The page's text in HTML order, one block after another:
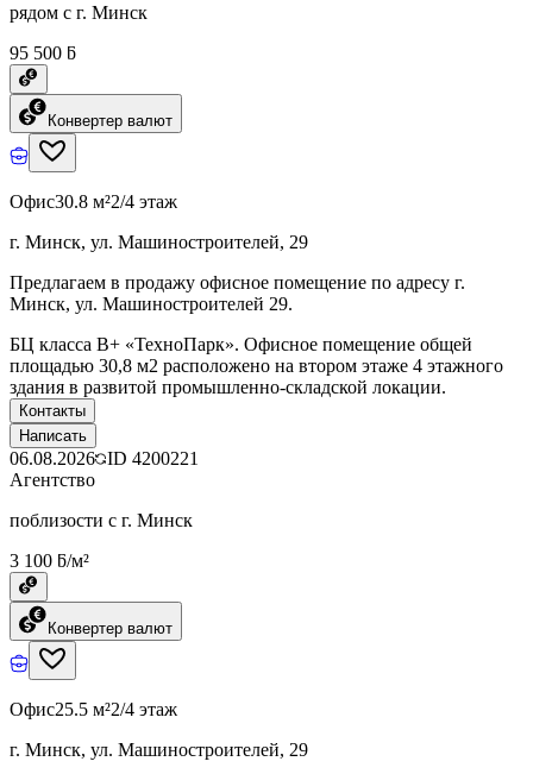
рядом с г. Минск
95 500 ƃ
Конвертер валют
Офис30.8 м²2/4 этаж
г. Минск, ул. Машиностроителей, 29
Предлагаем в продажу офисное помещение по адресу г.
Минск, ул. Машиностроителей 29.
БЦ класcа B+ «ТехноПарк». Офисное помещение общей
площадью 30,8 м2 расположено на втором этаже 4 этажного
здания в развитой промышленно-складской локации.
Контакты
Написать
06.08.2026 ID 4200221
Агентство
поблизости с г. Минск
3 100 ƃ/м²
Конвертер валют
Офис25.5 м²2/4 этаж
г. Минск, ул. Машиностроителей, 29